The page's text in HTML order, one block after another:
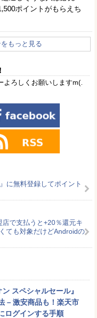
ポイントがもらえち
もっと見る
よろしくお願いしますm(.
に無料登録してポイント
店で支払うと+20％還元キ
ても対象だけどAndroidの
スペシャルセール』
– 激安商品も！楽天市
ログインする手順